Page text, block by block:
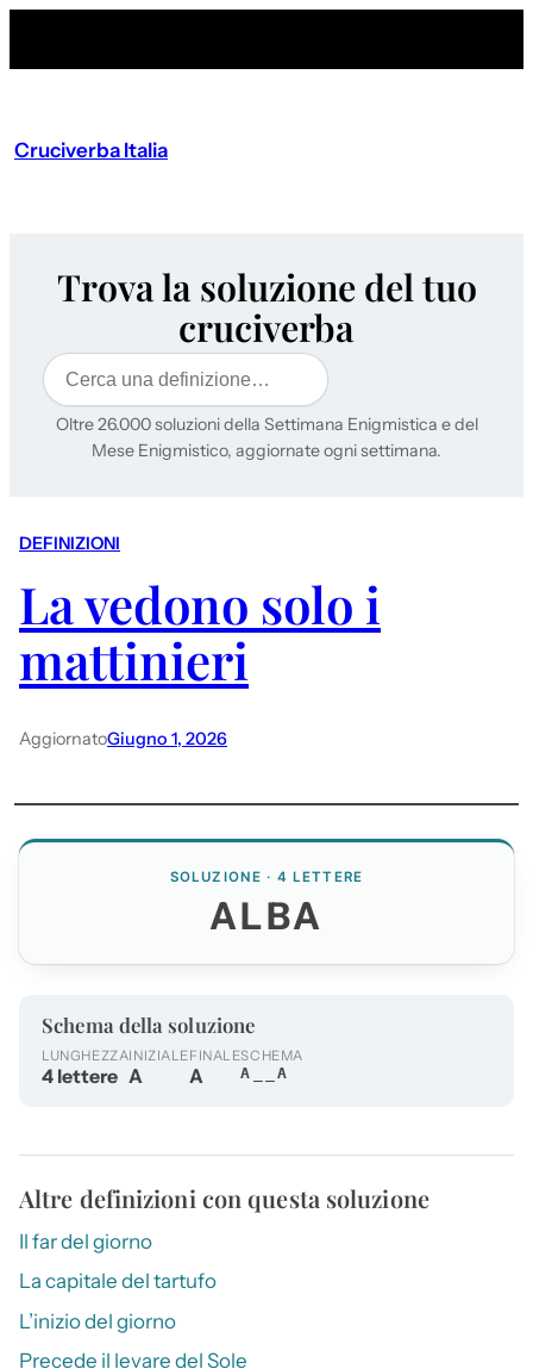
Cruciverba Italia
Trova la soluzione del tuo
cruciverba
Cerca
Oltre 26.000 soluzioni della Settimana Enigmistica e del
Mese Enigmistico, aggiornate ogni settimana.
DEFINIZIONI
La vedono solo i
mattinieri
AggiornatoGiugno 1, 2026
SOLUZIONE · 4 LETTERE
ALBA
Schema della soluzione
LUNGHEZZA
4 lettere
INIZIALE
A
FINALE
A
SCHEMA
A__A
Altre definizioni con questa soluzione
Il far del giorno
La capitale del tartufo
L’inizio del giorno
Precede il levare del Sole